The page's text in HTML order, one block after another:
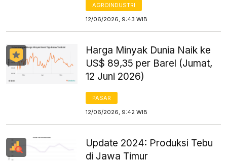
AGROINDUSTRI
12/06/2026, 9:43 WIB
Harga Minyak Dunia Naik ke
US$ 89,35 per Barel (Jumat,
12 Juni 2026)
PASAR
12/06/2026, 9:42 WIB
Update 2024: Produksi Tebu
di Jawa Timur